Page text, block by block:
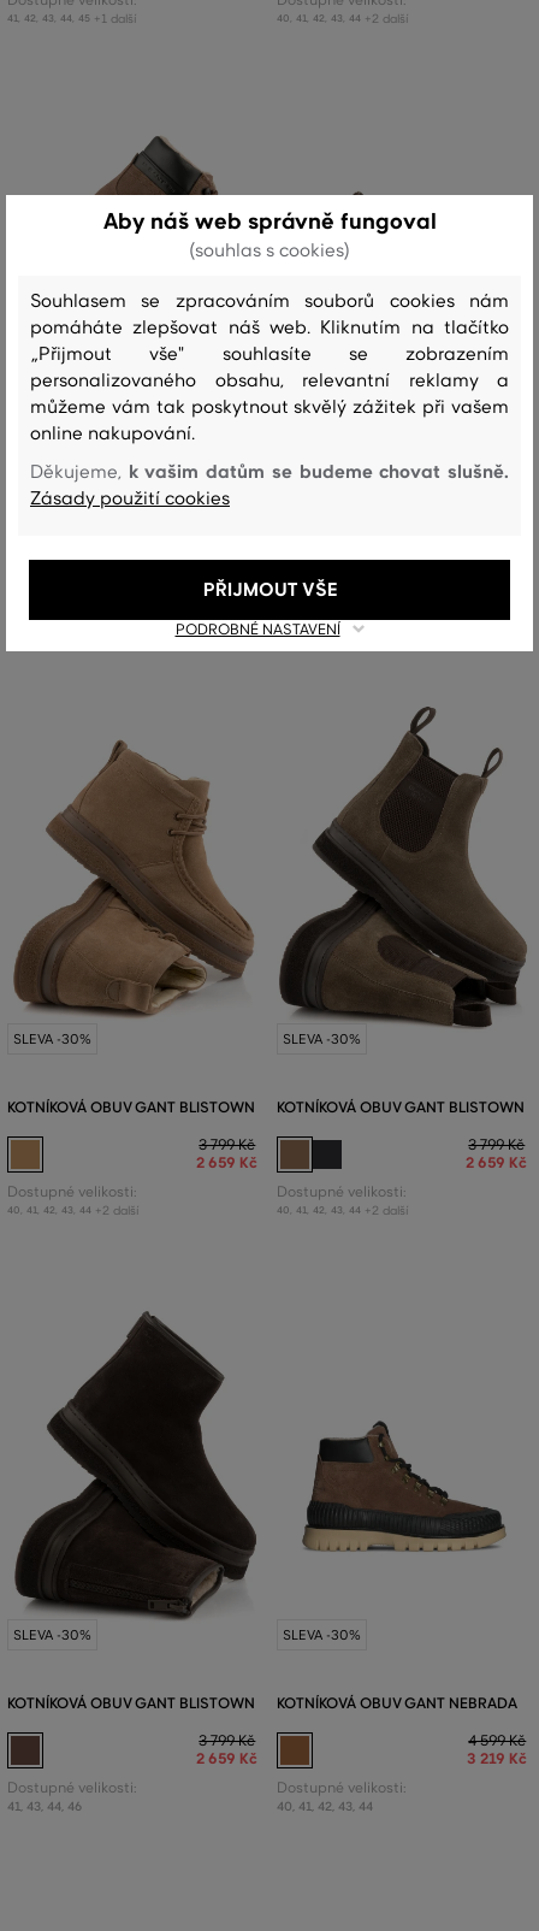
41, 42 43 44 45 +1 další 40 41, 42 43 44 +2 další
SLEVA -30%
KOTNÍKOVÁ OBUV GANT NEBRADA
Dostupné velikosti:
SLEVA -30%
KOTNÍKOVÁ OBUV GANT BLISTOWN
3 799 Kč
2 659 Kč
Dostupné velikosti:
40 41, 42 43 44 +2 další
SLEVA -30%
KOTNÍKOVÁ OBUV GANT BLISTOWN
3 799 Kč
2 659 Kč
Dostupné velikosti:
40 41, 42 43 44 +2 další
SLEVA -30%
KOTNÍKOVÁ OBUV GANT BLISTOWN
3 799 Kč
2 659 Kč
Dostupné velikosti:
41, 43, 44, 46
SLEVA -30%
KOTNÍKOVÁ OBUV GANT NEBRADA
4 599 Kč
3 219 Kč
Dostupné velikosti:
40, 41, 42, 43, 44
Aby náš web správně fungoval
(souhlas s cookies)
Souhlasem se zpracováním souborů cookies nám
pomáháte zlepšovat náš web. Kliknutím na tlačítko
„Přijmout vše" souhlasíte se zobrazením
personalizovaného obsahu, relevantní reklamy a
můžeme vám tak poskytnout skvělý zážitek při vašem
online nakupování.
Děkujeme, k vašim datům se budeme chovat slušně.
Zásady použití cookies
PODROBNÉ NASTAVENÍ
PŘIJMOUT VŠE